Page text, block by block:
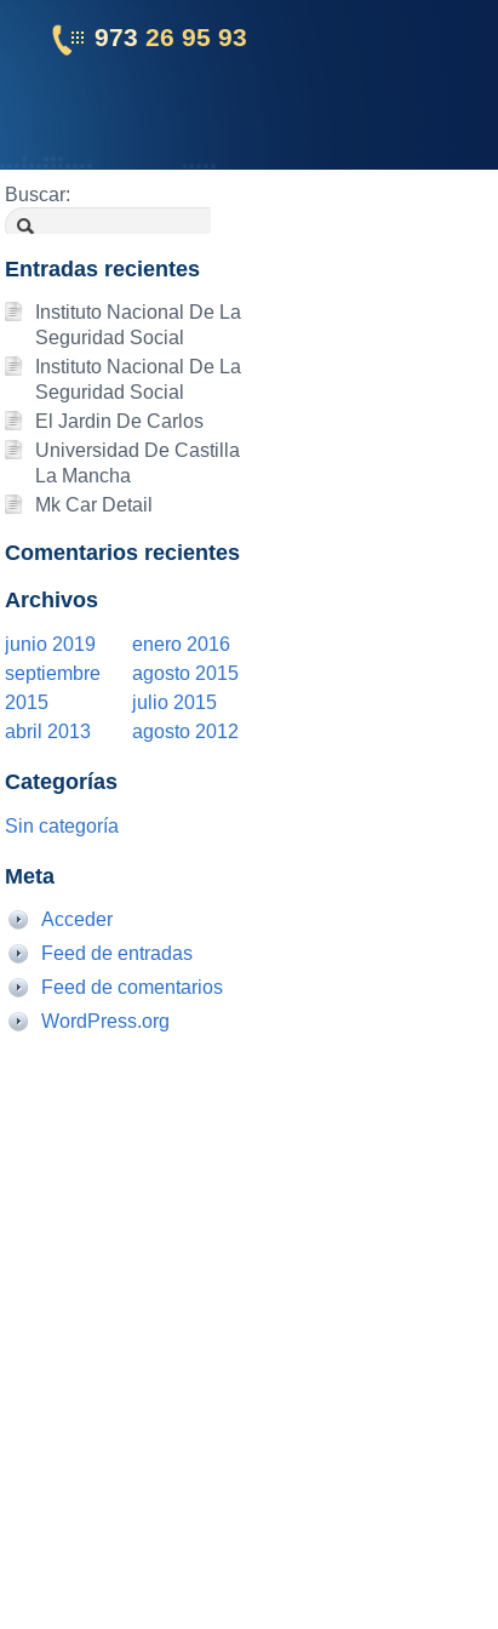
973 26 95 93
Buscar:
Entradas recientes
Instituto Nacional De La
Seguridad Social
Instituto Nacional De La
Seguridad Social
El Jardin De Carlos
Universidad De Castilla
La Mancha
Mk Car Detail
Comentarios recientes
Archivos
junio 2019
enero 2016
septiembre
2015
agosto 2015
julio 2015
abril 2013
agosto 2012
Categorías
Sin categoría
Meta
Acceder
Feed de entradas
Feed de comentarios
WordPress.org